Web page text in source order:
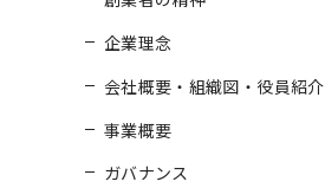
企業理念
会社概要・組織図・役員紹介
事業概要
ガバナンス